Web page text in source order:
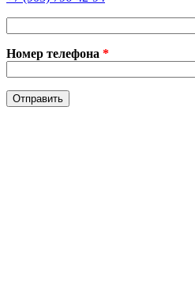
Номер телефона *